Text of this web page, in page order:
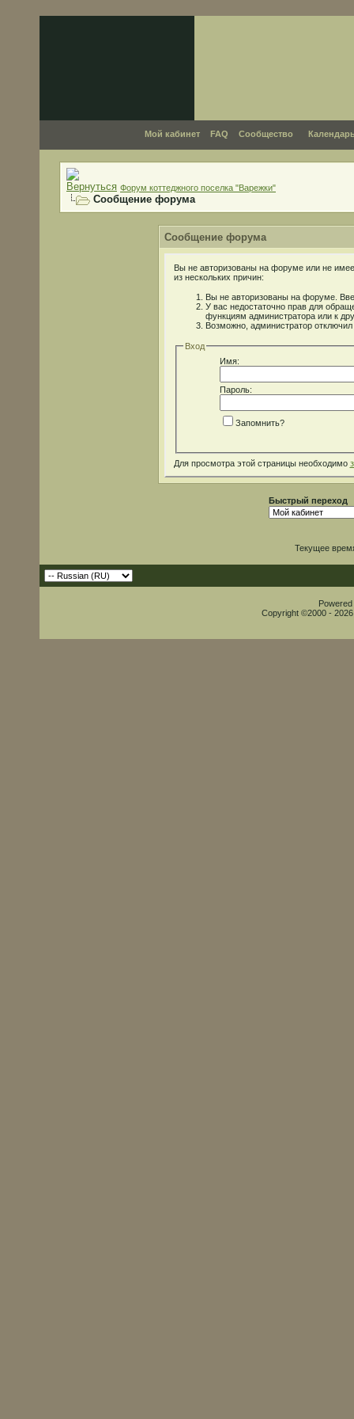
Мой кабинет FAQ Сообщество
Форум коттеджного поселка "Варежки"
Сообщение форума
Сообщение форума
Вы не авторизованы на форуме или не
из нескольких причин:
Вы не авторизованы на форуме.
У вас недостаточно прав для
функциям администратора или к
Возможно, администратор
Вход
Имя:
Пароль:
Запомнить?
Для просмотра этой страницы необходимо
Быстрый переход
Текущее
Copyright ©2000 -